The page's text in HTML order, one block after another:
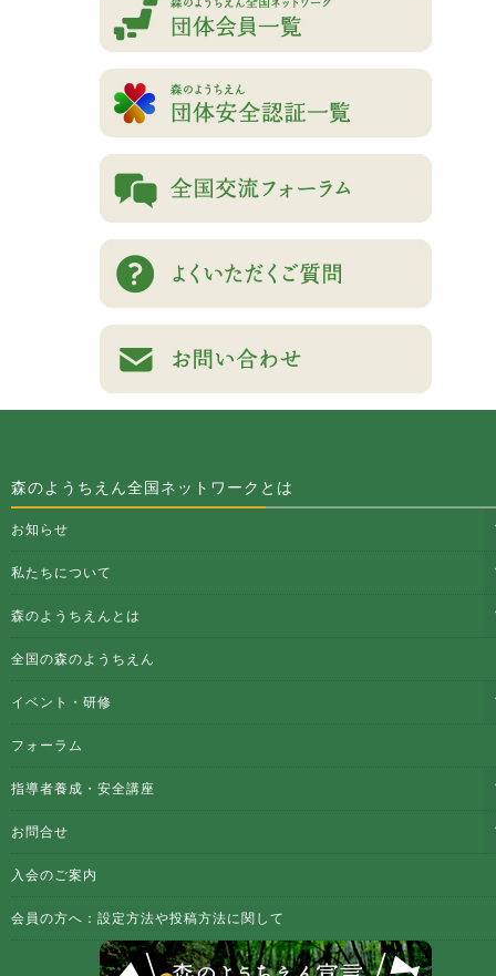
森のようちえん全国ネットワークとは
お知らせ
私たちについて
森のようちえんとは
全国の森のようちえん
イベント・研修
フォーラム
指導者養成・安全講座
お問合せ
入会のご案内
会員の方へ：設定方法や投稿方法に関して